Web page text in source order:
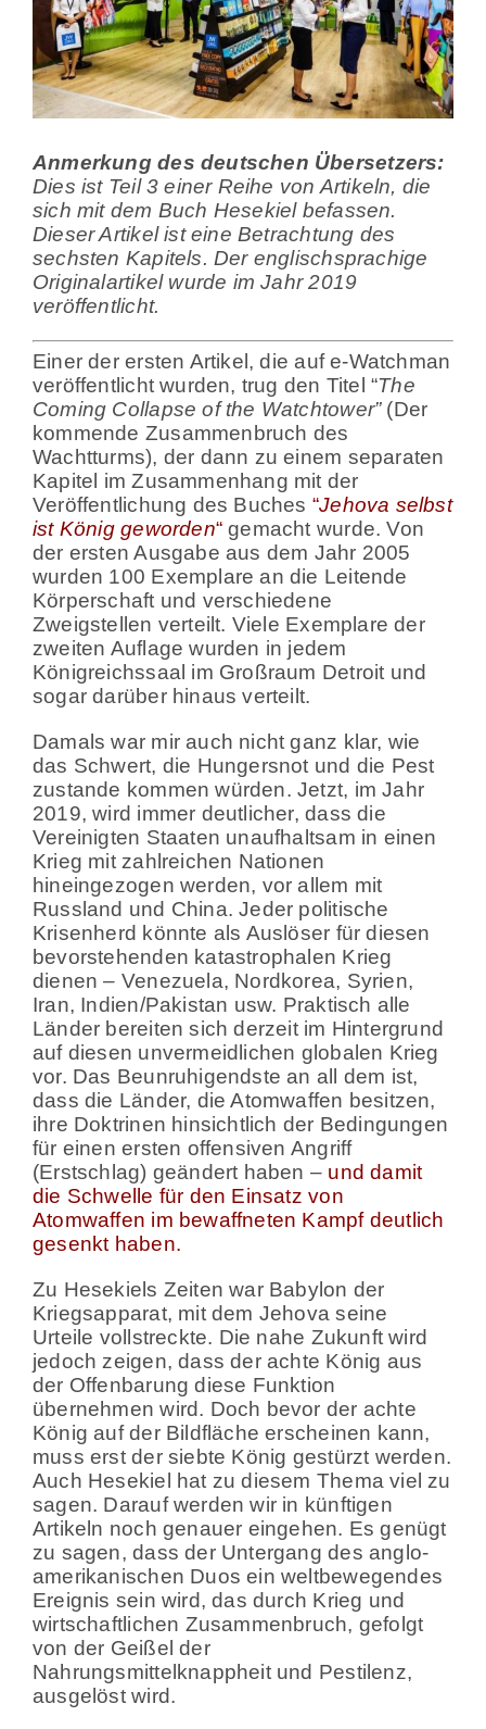
Anmerkung des deutschen Übersetzers:
Dies ist Teil 3 einer Reihe von Artikeln, die
sich mit dem Buch Hesekiel befassen.
Dieser Artikel ist eine Betrachtung des
sechsten Kapitels. Der englischsprachige
Originalartikel wurde im Jahr 2019
veröffentlicht.
Einer der ersten Artikel, die auf e-Watchman
veröffentlicht wurden, trug den Titel “The
Coming Collapse of the Watchtower”(Der
kommende Zusammenbruch des
Wachtturms), der dann zu einem separaten
Kapitel im Zusammenhang mit der
Veröffentlichung des Buches “Jehova selbst
ist König geworden“ gemacht wurde. Von
der ersten Ausgabe aus dem Jahr 2005
wurden 100 Exemplare an die Leitende
Körperschaft und verschiedene
Zweigstellen verteilt. Viele Exemplare der
zweiten Auflage wurden in jedem
Königreichssaal im Großraum Detroit und
sogar darüber hinaus verteilt.
Damals war mir auch nicht ganz klar, wie
das Schwert, die Hungersnot und die Pest
zustande kommen würden. Jetzt, im Jahr
2019, wird immer deutlicher, dass die
Vereinigten Staaten unaufhaltsam in einen
Krieg mit zahlreichen Nationen
hineingezogen werden, vor allem mit
Russland und China. Jeder politische
Krisenherd könnte als Auslöser für diesen
bevorstehenden katastrophalen Krieg
dienen – Venezuela, Nordkorea, Syrien,
Iran, Indien/Pakistan usw. Praktisch alle
Länder bereiten sich derzeit im Hintergrund
auf diesen unvermeidlichen globalen Krieg
vor. Das Beunruhigendste an all dem ist,
dass die Länder, die Atomwaffen besitzen,
ihre Doktrinen hinsichtlich der Bedingungen
für einen ersten offensiven Angriff
(Erstschlag) geändert haben – und damit
die Schwelle für den Einsatz von
Atomwaffen im bewaffneten Kampf deutlich
gesenkt haben.
Zu Hesekiels Zeiten war Babylon der
Kriegsapparat, mit dem Jehova seine
Urteile vollstreckte. Die nahe Zukunft wird
jedoch zeigen, dass der achte König aus
der Offenbarung diese Funktion
übernehmen wird. Doch bevor der achte
König auf der Bildfläche erscheinen kann,
muss erst der siebte König gestürzt werden.
Auch Hesekiel hat zu diesem Thema viel zu
sagen. Darauf werden wir in künftigen
Artikeln noch genauer eingehen. Es genügt
zu sagen, dass der Untergang des anglo-
amerikanischen Duos ein weltbewegendes
Ereignis sein wird, das durch Krieg und
wirtschaftlichen Zusammenbruch, gefolgt
von der Geißel der
Nahrungsmittelknappheit und Pestilenz,
ausgelöst wird.